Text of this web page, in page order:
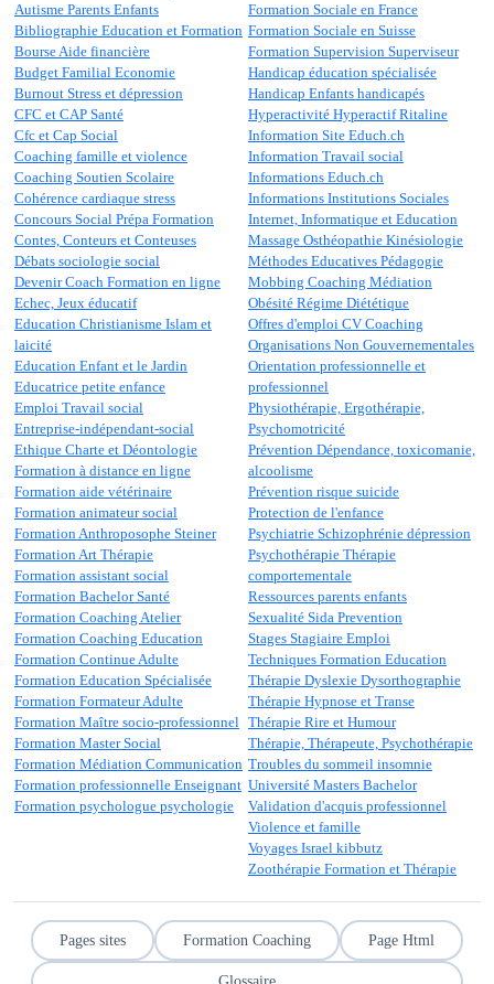
Autisme Parents Enfants
Bibliographie Education et Formation
Bourse Aide financière
Budget Familial Economie
Burnout Stress et dépression
CFC et CAP Santé
Cfc et Cap Social
Coaching famille et violence
Coaching Soutien Scolaire
Cohérence cardiaque stress
Concours Social Prépa Formation
Contes, Conteurs et Conteuses
Débats sociologie social
Devenir Coach Formation en ligne
Echec, Jeux éducatif
Education Christianisme Islam et
laicité
Education Enfant et le Jardin
Educatrice petite enfance
Emploi Travail social
Entreprise-indépendant-social
Ethique Charte et Déontologie
Formation à distance en ligne
Formation aide vétérinaire
Formation animateur social
Formation Anthroposophe Steiner
Formation Art Thérapie
Formation assistant social
Formation Bachelor Santé
Formation Coaching Atelier
Formation Coaching Education
Formation Continue Adulte
Formation Education Spécialisée
Formation Formateur Adulte
Formation Maître socio-professionnel
Formation Master Social
Formation Médiation Communication
Formation professionnelle Enseignant
Formation psychologue psychologie
Formation Sociale en France
Formation Sociale en Suisse
Formation Supervision Superviseur
Handicap éducation spécialisée
Handicap Enfants handicapés
Hyperactivité Hyperactif Ritaline
Information Site Educh.ch
Information Travail social
Informations Educh.ch
Informations Institutions Sociales
Internet, Informatique et Education
Massage Osthéopathie Kinésiologie
Méthodes Educatives Pédagogie
Mobbing Coaching Médiation
Obésité Régime Diététique
Offres d'emploi CV Coaching
Organisations Non Gouvernementales
Orientation professionnelle et
professionnel
Physiothérapie, Ergothérapie,
Psychomotricité
Prévention Dépendance, toxicomanie,
alcoolisme
Prévention risque suicide
Protection de l'enfance
Psychiatrie Schizophrénie dépression
Psychothérapie Thérapie
comportementale
Ressources parents enfants
Sexualité Sida Prevention
Stages Stagiaire Emploi
Techniques Formation Education
Thérapie Dyslexie Dysorthographie
Thérapie Hypnose et Transe
Thérapie Rire et Humour
Thérapie, Thérapeute, Psychothérapie
Troubles du sommeil insomnie
Université Masters Bachelor
Validation d'acquis professionnel
Violence et famille
Voyages Israel kibbutz
Zoothérapie Formation et Thérapie
Pages sites Formation Coaching Page Html